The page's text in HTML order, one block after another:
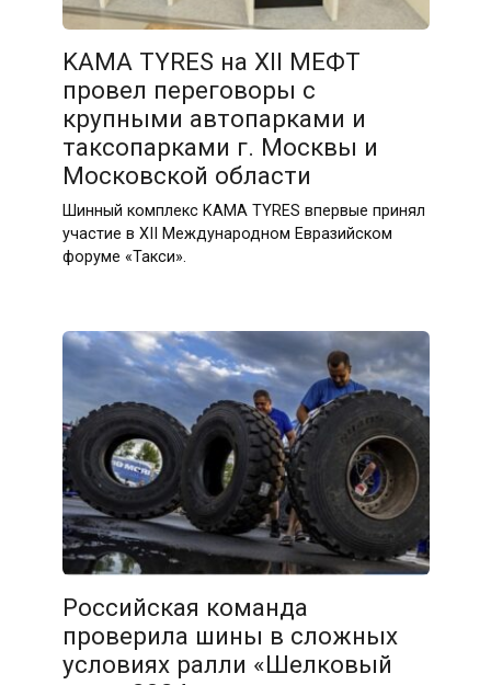
KAMA TYRES на XII МЕФТ
провел переговоры с
крупными автопарками и
таксопарками г. Москвы и
Московской области
Шинный комплекс KAMA TYRES впервые принял
участие в XII Международном Евразийском
форуме «Такси».
Российская команда
проверила шины в сложных
условиях ралли «Шелковый